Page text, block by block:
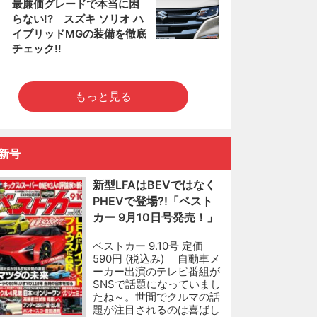
最廉価グレードで本当に困
らない!? スズキ ソリオ ハ
イブリッドMGの装備を徹底
チェック!!
もっと見る
号
新型LFAはBEVではなく
PHEVで登場?!「ベスト
カー 9月10日号発売！」
ベストカー 9.10号 定価
590円 (税込み) 自動車メ
ーカー出演のテレビ番組が
SNSで話題になっていまし
たね～。世間でクルマの話
題が注目されるのは喜ばし